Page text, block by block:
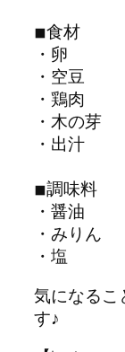
◾︎食材
・卵
・空豆
・鶏肉
・木の芽
・出汁
◾︎調味料
・醤油
・みりん
・塩
気になるこ
す♪